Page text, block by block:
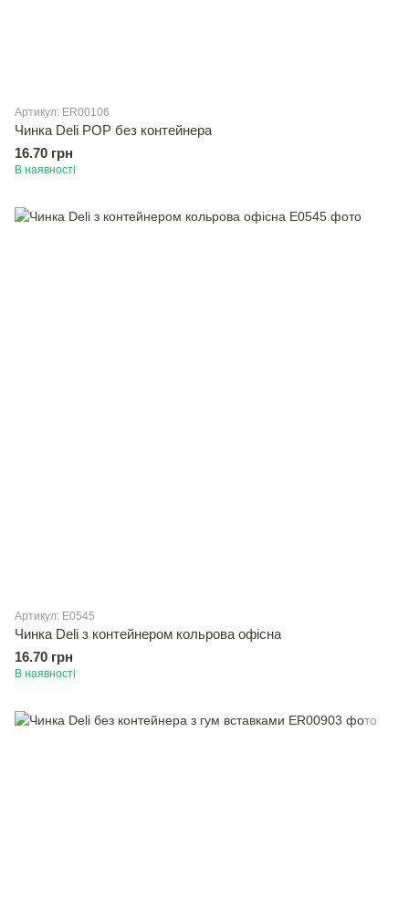
Артикул: ER00106
Чинка Deli POP без контейнера
16.70 грн
В наявності
Артикул: E0545
Чинка Deli з контейнером кольрова офiсна
16.70 грн
В наявності